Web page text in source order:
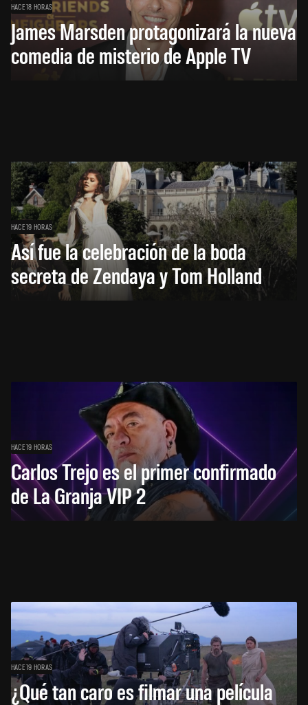
HACE 18 HORAS
James Marsden protagonizará la nueva
comedia de misterio de Apple TV
HACE 19 HORAS
Así fue la celebración de la boda
secreta de Zendaya y Tom Holland
HACE 19 HORAS
Carlos Trejo es el primer confirmado
de La Granja VIP 2
HACE 19 HORAS
¿Qué tan caro es filmar una película